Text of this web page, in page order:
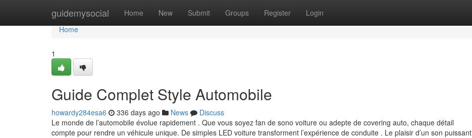
guidemysocial Home New Submit Groups Register Login
Home
Home
1
Guide Complet Style Automobile
howardy284esa6 336 days ago News
Discuss
Le monde de l’automobile évolue rapidement . Que vous soyez fan de sono voiture ou adepte de covering auto, chaque détail
compte pour rendre un véhicule unique. De simples LED voiture transforment l’expérience de conduite . Le plaisir d’un son puissant